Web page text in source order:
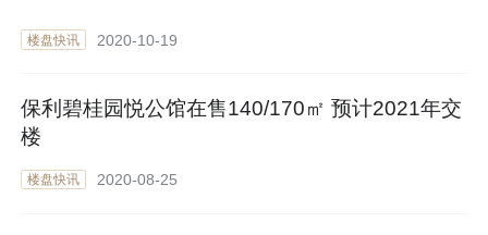
楼盘快讯 2020-10-19
保利碧桂园悦公馆在售140/170㎡ 预计2021年交
楼
楼盘快讯 2020-08-25